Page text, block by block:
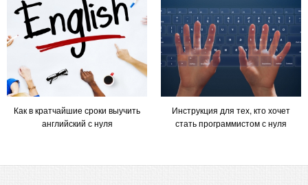
Как в кратчайшие сроки выучить
английский с нуля
Инструкция для тех, кто хочет
стать программистом с нуля